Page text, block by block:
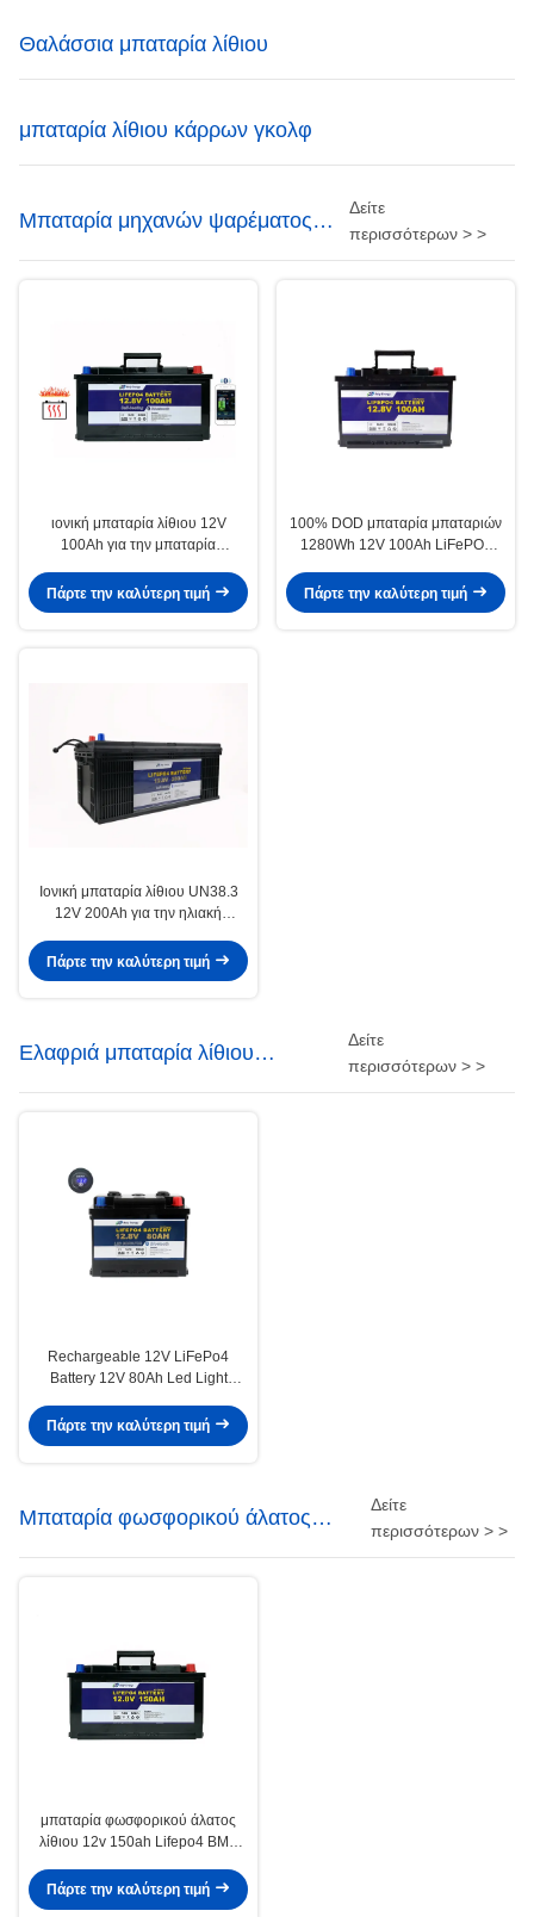
Θαλάσσια μπαταρία λίθιου
μπαταρία λίθιου κάρρων γκολφ
Μπαταρία μηχανών ψαρέματος
λίθιου
Δείτε
περισσότερων > >
ιονική μπαταρία λίθιου 12V
100Ah για την μπαταρία
αποθήκευσης εγχώριας δύναμης
Πάρτε την καλύτερη τιμή
100% DOD μπαταρία μπαταριών
1280Wh 12V 100Ah LiFePO4
Πάρτε την καλύτερη τιμή
Ιονική μπαταρία λίθιου UN38.3
12V 200Ah για την ηλιακή
Πάρτε την καλύτερη τιμή
Ελαφριά μπαταρία λίθιου
οδηγήσεων
Δείτε
περισσότερων > >
Rechargeable 12V LiFePo4
Battery 12V 80Ah Led Light
tricycle
Πάρτε την καλύτερη τιμή
Μπαταρία φωσφορικού άλατος
σιδήρου λίθιου
Δείτε
περισσότερων > >
μπαταρία φωσφορικού άλατος
λίθιου 12v 150ah Lifepo4 BMS
δύναμης
Πάρτε την καλύτερη τιμή